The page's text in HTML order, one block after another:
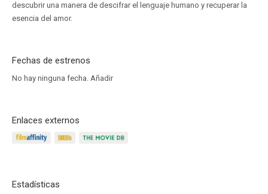
descubrir una manera de descifrar el lenguaje humano y recuperar la
esencia del amor.
Fechas de estrenos
No hay ninguna fecha. Añadir
Enlaces externos
Estadísticas